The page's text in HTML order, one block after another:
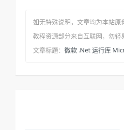
如无特殊说明，文章均为本站原
教程资源部分来自互联网，勿轻
文章标题： 微软 .Net 运行库